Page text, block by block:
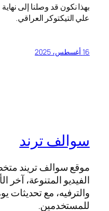
بهذا نكون قد وصلنا إلى
علي التيكتوكر العراقي.
16 أغسطس، 2025
سوالف ترند
موقع سوالف تريند
الفيديو المتنوعة، آخر
والترفيه، مع
للمستخدمين.